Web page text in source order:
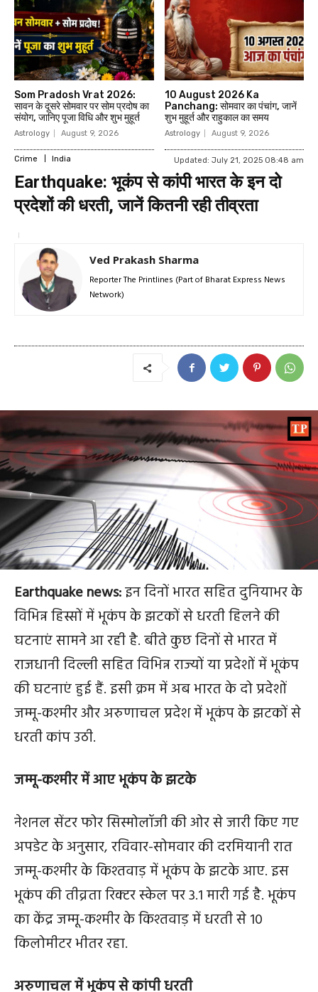
Som Pradosh Vrat 2026:
सावन के दूसरे सोमवार पर सोम प्रदोष का
संयोग, जानिए पूजा विधि और शुभ मुहूर्त
Astrology August 9, 2026
10 August 2026 Ka
Panchang: सोमवार का पंचांग, जानें
शुभ मुहूर्त और राहुकाल का समय
Astrology August 9, 2026